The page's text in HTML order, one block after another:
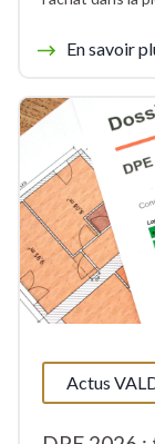
En savoir
Actus